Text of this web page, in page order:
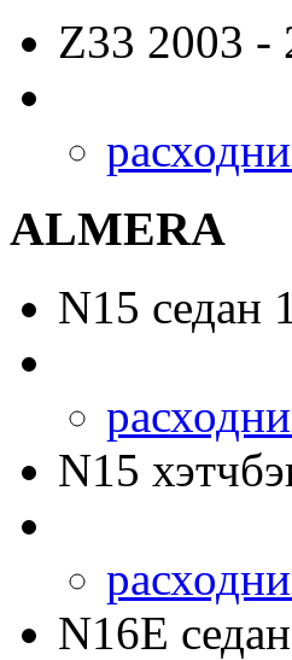
Z33 2003 -
ALMERA
N15 седан
N15
N16E